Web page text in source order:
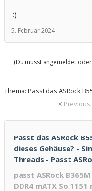
:)
5. Februar 2024
(Du musst angemeldet
Thema: Passt das ASRock
< Previous
Passt das ASRock
dieses Gehäuse? -
Threads - Passt
passt ASRock
DDR4 mATX